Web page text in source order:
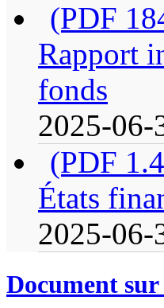
(PDF
Rapport
fonds
2025-06-
(PDF
États
2025-06-
Document